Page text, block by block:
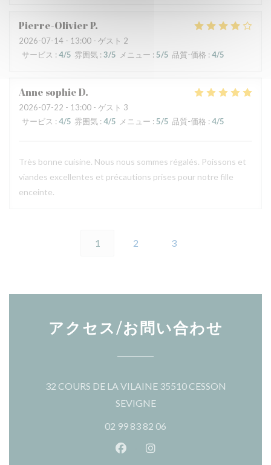
Pierre-OlivierP
2026-07-14 - 13:00 - ゲスト 2
サービス : 4/5 雰囲気 : 3/5 メニュー : 5/5 品質-価格 : 4/5
Anne sophieD
2026-07-22 - 13:00 - ゲスト 3
サービス : 4/5 雰囲気 : 4/5 メニュー : 5/5 品質-価格 : 4/5
Très bonne cuisine. Nous nous sommes régalés. Poissons et
viandes excellentes et précautions prises pour notre fille
enceinte.
1 2 3
アクセス/お問い合わせ
32 COURS DE LA VILAINE 35510 CESSON
SEVIGNE((新しいウィンドウで開き
02 99 83 82 06
Facebook ((新しいウィンドウ
Instagram ((新しいウィ